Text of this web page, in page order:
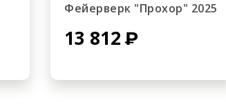
Фейерверк "Прохор" 2025
13 812